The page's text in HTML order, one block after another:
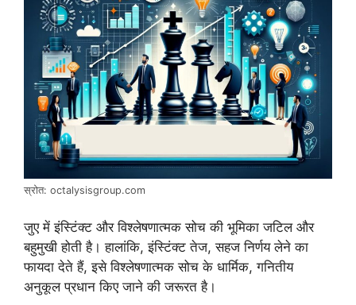
स्रोत: octalysisgroup.com
जुए में इंस्टिंक्ट और विश्लेषणात्मक सोच की भूमिका जटिल और
बहुमुखी होती है। हालांकि, इंस्टिंक्ट तेज, सहज निर्णय लेने का
फायदा देते हैं, इसे विश्लेषणात्मक सोच के धार्मिक, गनितीय
अनुकूल प्रधान किए जाने की जरूरत है।